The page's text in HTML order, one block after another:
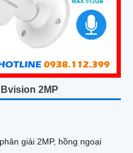
2MP
giải 2MP, hồng ngoại